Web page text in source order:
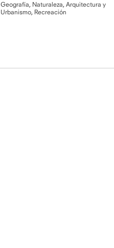
Geografía, Naturaleza, Arquitectura y
Urbanismo, Recreación